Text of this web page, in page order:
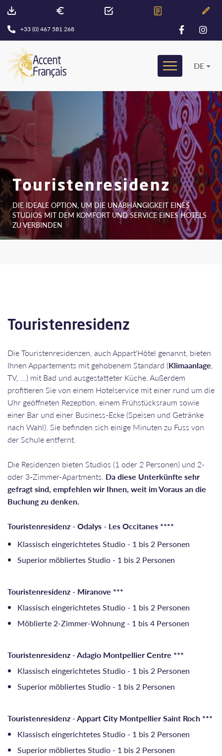
+33 (0) 467 581 268
DE
Touristenresidenz
DIE IDEALE OPTION, UM DIE UNABHÄNGIGKEIT EINES
STUDIOS MIT DEM KOMFORT UND SERVICE EINES HOTELS
ZU VERBINDEN
Touristenresidenz
Die Touristenresidenzen, auch Appart'Hôtel genannt, bieten
Ihnen Appartements mit gehobenem Standard (Klimaanlage,
TV, ...) mit Bad und ausgestatteter Küche. Außerdem
profitieren Sie von einem Hotelservice mit einer rund um die
Uhr geöffneten Rezeption, einem Frühstücksraum sowie
einer Bar und einer Business-Ecke (Speisen und Getränke
nach Wahl). Sie befinden sich einige Minuten zu Fuss von
der Schule entfernt.
Die Residenzen bieten Studios (1 oder 2 Personen) und 2-
oder 3-Zimmer-Apartments. Da diese Unterkünfte sehr
gefragt sind, empfehlen wir Ihnen, weit im Voraus an die
Buchung zu denken.
Touristenresidenz - Odalys - Les Occitanes ****
Klassisch eingerichtetes Studio - 1 bis 2 Personen
Superior möbliertes Studio - 1 bis 2 Personen
Touristenresidenz - Miranove ***
Klassisch eingerichtetes Studio - 1 bis 2 Personen
Möblierte 2-Zimmer-Wohnung - 1 bis 4 Personen
Touristenresidenz - Adagio Montpellier Centre ***
Klassisch eingerichtetes Studio - 1 bis 2 Personen
Superior möbliertes Studio - 1 bis 2 Personen
Touristenresidenz - Appart City Montpellier Saint Roch ***
Klassisch eingerichtetes Studio - 1 bis 2 Personen
Superior möbliertes Studio - 1 bis 2 Personen